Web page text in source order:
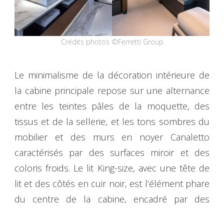
Crédits photos ©Ferretti Group
Le minimalisme de la décoration intérieure de
la cabine principale repose sur une alternance
entre les teintes pâles de la moquette, des
tissus et de la sellerie, et les tons sombres du
mobilier et des murs en noyer Canaletto
caractérisés par des surfaces miroir et des
coloris froids. Le lit King-size, avec une tête de
lit et des côtés en cuir noir, est l’élément phare
du centre de la cabine, encadré par des